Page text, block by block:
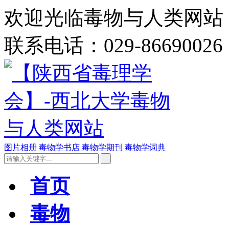
欢迎光临毒物与人类网
联系电话：029-86690026
图片相册 毒物学书店 毒物学期刊 毒物学词典
首页
毒物